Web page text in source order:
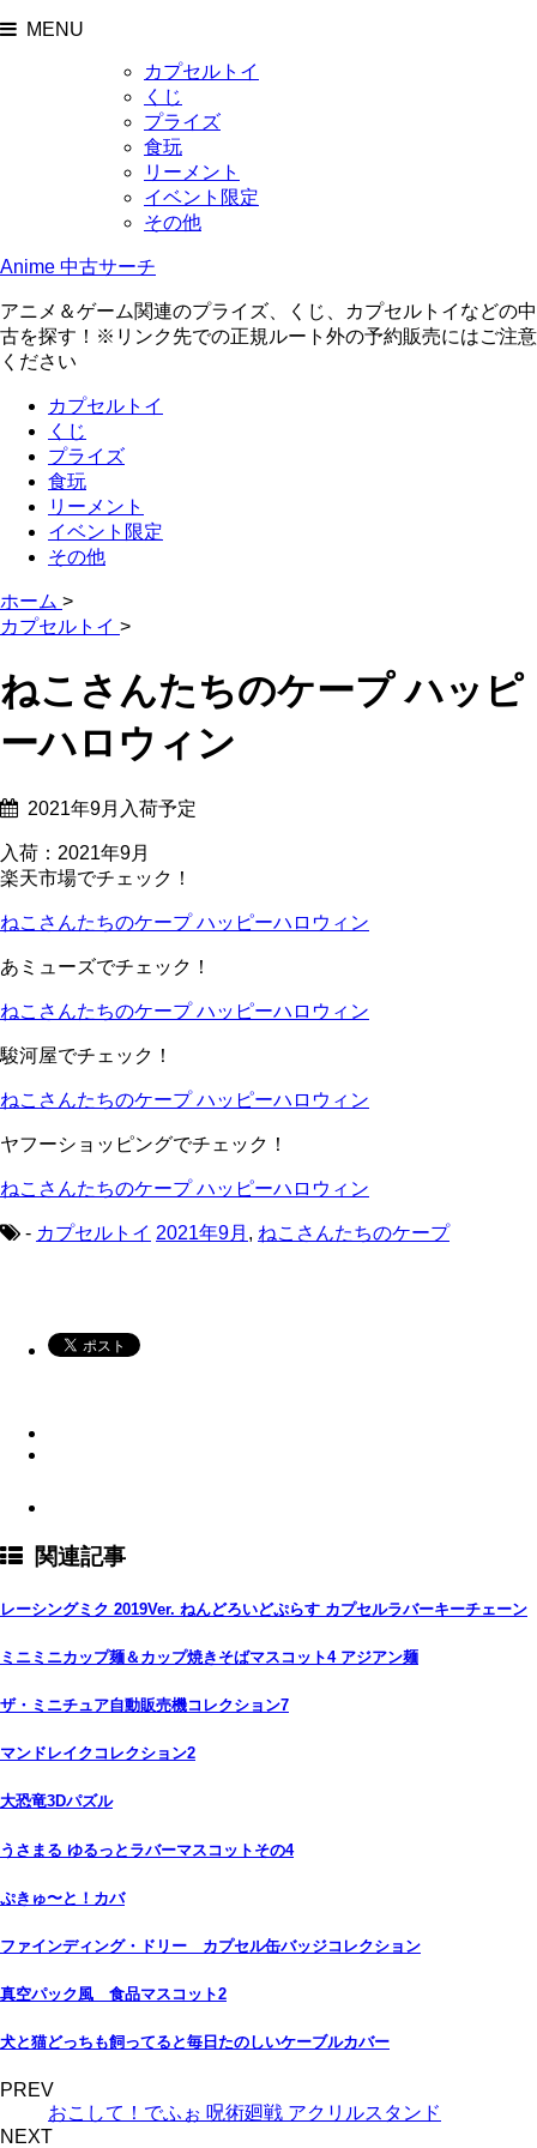
MENU
カプセルトイ
くじ
プライズ
食玩
リーメント
イベント限定
その他
Anime 中古サーチ
アニメ＆ゲーム関連のプライズ、くじ、カプセルトイなどの中
古を探す！※リンク先での正規ルート外の予約販売にはご注意
ください
カプセルトイ
くじ
プライズ
食玩
リーメント
イベント限定
その他
ホーム >
カプセルトイ >
ねこさんたちのケープ ハッピ
ーハロウィン
2021年9月入荷予定
入荷：2021年9月
楽天市場でチェック！
ねこさんたちのケープ ハッピーハロウィン
あミューズでチェック！
ねこさんたちのケープ ハッピーハロウィン
駿河屋でチェック！
ねこさんたちのケープ ハッピーハロウィン
ヤフーショッピングでチェック！
ねこさんたちのケープ ハッピーハロウィン
- カプセルトイ 2021年9月 , ねこさんたちのケープ
関連記事
レーシングミク 2019Ver. ねんどろいどぷらす カプセルラバーキーチェーン
ミニミニカップ麺＆カップ焼きそばマスコット4 アジアン麺
ザ・ミニチュア自動販売機コレクション7
マンドレイクコレクション2
大恐竜3Dパズル
うさまる ゆるっとラバーマスコットその4
ぷきゅ〜と！カバ
ファインディング・ドリー カプセル缶バッジコレクション
真空パック風 食品マスコット2
犬と猫どっちも飼ってると毎日たのしいケーブルカバー
PREV
おこして！でふぉ 呪術廻戦 アクリルスタンド
NEXT